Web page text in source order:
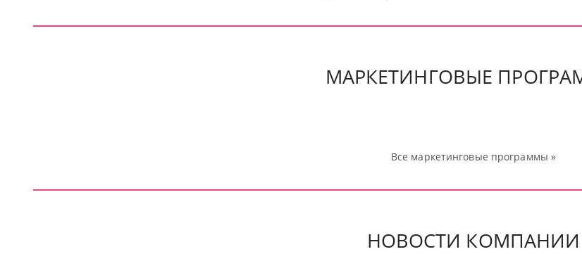
МАРКЕТИНГОВЫЕ
Все маркетинговые программы »
НОВОСТИ КОМПАНИИ